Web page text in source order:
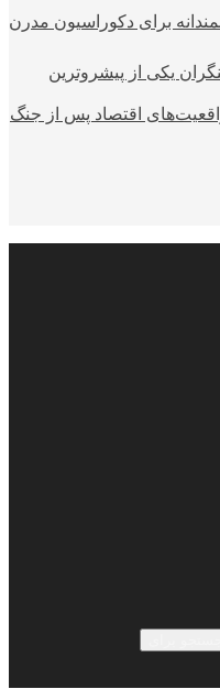
برای دکوراسیون مدرن
یکی از پیشروترین
اقتصاد پس از جنگ